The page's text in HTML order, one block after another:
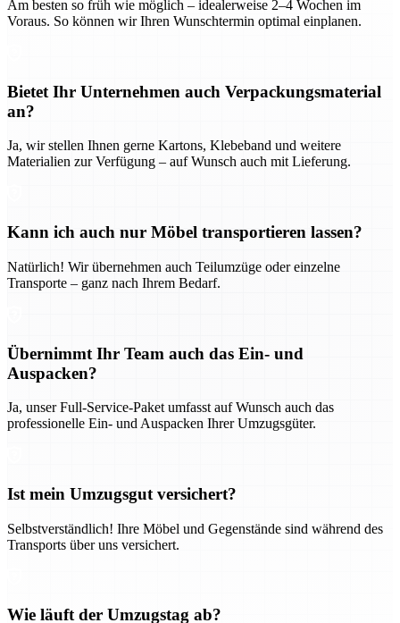
Am besten so früh wie möglich – idealerweise 2–4 Wochen im
Voraus. So können wir Ihren Wunschtermin optimal einplanen.
Bietet Ihr Unternehmen auch Verpackungsmaterial
an?
Ja, wir stellen Ihnen gerne Kartons, Klebeband und weitere
Materialien zur Verfügung – auf Wunsch auch mit Lieferung.
Kann ich auch nur Möbel transportieren lassen?
Natürlich! Wir übernehmen auch Teilumzüge oder einzelne
Transporte – ganz nach Ihrem Bedarf.
Übernimmt Ihr Team auch das Ein- und
Auspacken?
Ja, unser Full-Service-Paket umfasst auf Wunsch auch das
professionelle Ein- und Auspacken Ihrer Umzugsgüter.
Ist mein Umzugsgut versichert?
Selbstverständlich! Ihre Möbel und Gegenstände sind während des
Transports über uns versichert.
Wie läuft der Umzugstag ab?